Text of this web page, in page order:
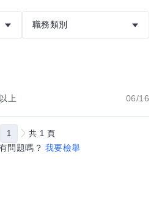
職務類別
上
06/16
問題嗎？ 我要檢舉
1 共 1 頁